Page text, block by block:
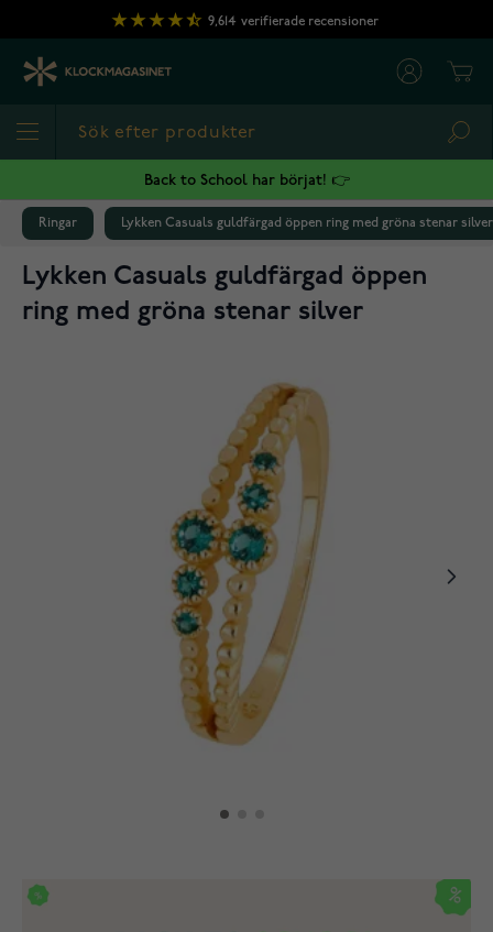
Hoppa till innehållet
9,614 verifierade recensioner
Back to School har börjat! 👉
Ringar Lykken Casuals guldfärgad öppen ring med gröna stenar silver
Lykken Casuals guldfärgad öppen
ring med gröna stenar silver